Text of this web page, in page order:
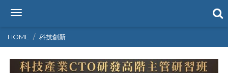
T
g
g
e
HOME 科技創新